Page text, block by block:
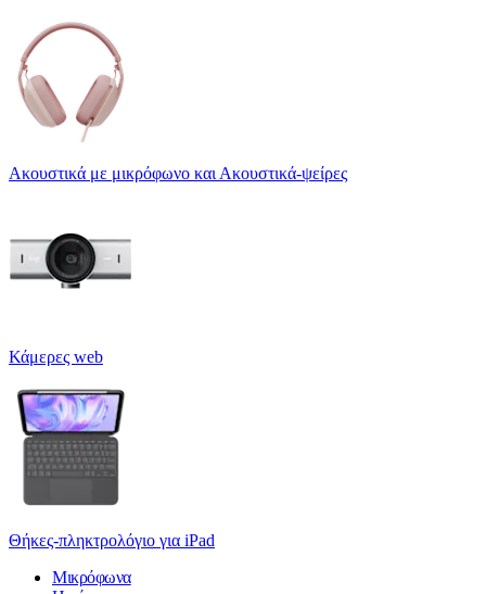
Ακουστικά με μικρόφωνο και Ακουστικά-ψείρες
Κάμερες web
Θήκες-πληκτρολόγιο για iPad
Μικρόφωνα